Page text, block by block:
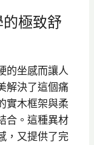
極致舒
的坐感而讓人
解決了這個痛
實木框架與柔
合。這種異材
，又提供了完